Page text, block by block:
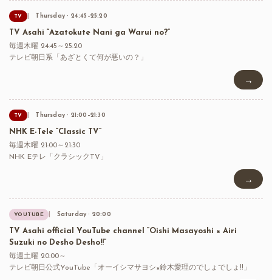
TV Thursday · 24:45–25:20
TV Asahi “Azatokute Nani ga Warui no?”
毎週木曜 24:45～25:20
テレビ朝日系「あざとくて何が悪いの？」
→
TV Thursday · 21:00–21:30
NHK E-Tele “Classic TV”
毎週木曜 21:00～21:30
NHK Eテレ「クラシックTV」
→
YOUTUBE Saturday · 20:00
TV Asahi official YouTube channel “Oishi Masayoshi × Airi
Suzuki no Desho Desho!!”
毎週土曜 20:00～
テレビ朝日公式YouTube「オーイシマサヨシ×鈴木愛理のでしょでしょ!!」